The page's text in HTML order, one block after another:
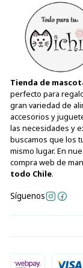
Tienda de
perfecto para
gran variedad de
accesorios y
las necesidades y
buscamos que los
mismo lugar. En
compra web de
todo Chile.
Síguenos